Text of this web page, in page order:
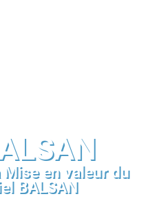
en valeur du
BALSAN